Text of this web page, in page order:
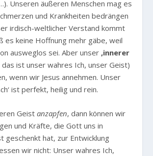
Unseren äußeren Menschen mag es
und Krankheiten bedrängen
irdisch-weltlicher Verstand kommt
es keine Hoffnung mehr gäbe, weil
ausweglos sei. Aber unser ‚innerer
das ist unser wahres Ich, unser Geist)
wenn wir Jesus annehmen. Unser
ist perfekt, heilig und rein.
Geistanzapfen, dann können wir
und Kräfte, die Gott uns in
geschenkt hat, zur Entwicklung
wir nicht: Unser wahres Ich,